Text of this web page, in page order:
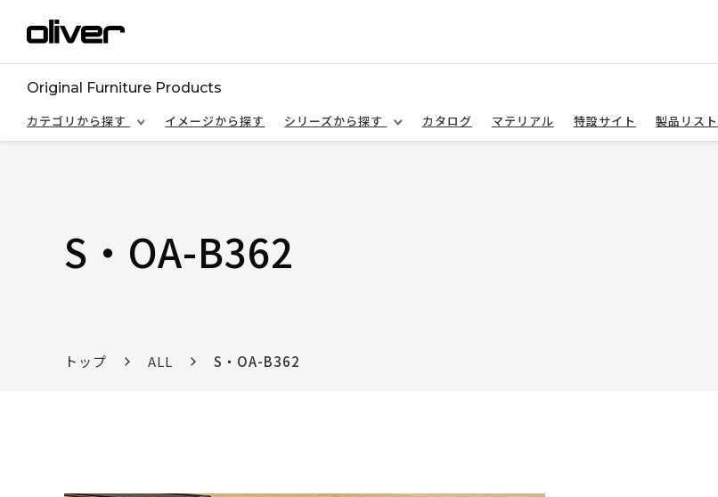
Original Furniture Products
カテゴリから探す
イメージから探す シリーズから探す カタログ マテリアル 特設サイト 製品リスト
S・OA-B362
トップ ALL S・OA-B362